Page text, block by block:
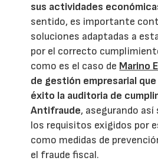
sus actividades
sentido, es importante
soluciones adaptadas a
por el correcto
como es el caso de Marino
de gestión empresarial
éxito la auditoria de
Antifraude, asegurando así
los requisitos exigidos por
como medidas de
el fraude fiscal.